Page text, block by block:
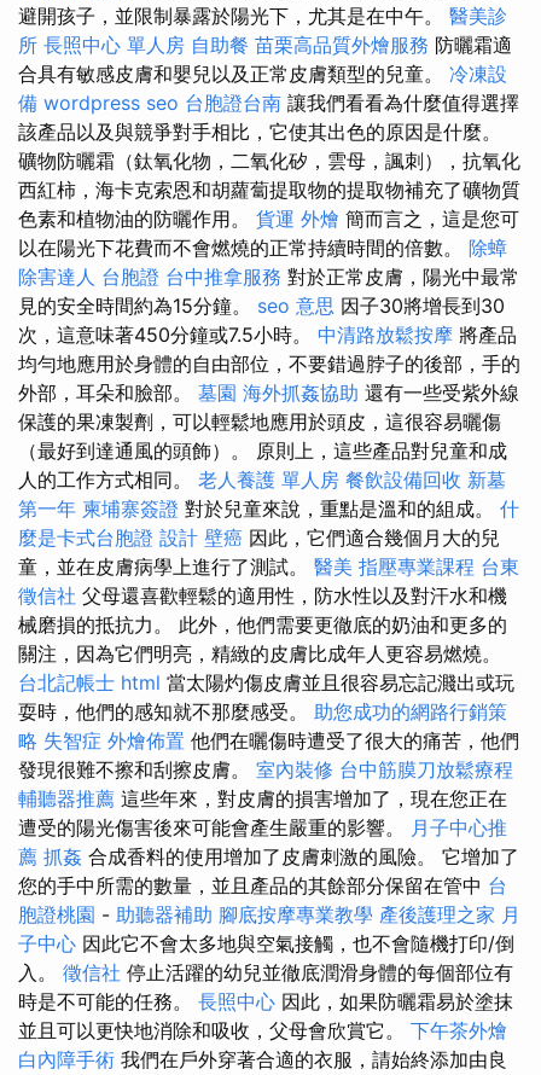
避開孩子，並限制暴露於陽光下，尤其是在中午。 醫美診
所 長照中心 單人房 自助餐 苗栗高品質外燴服務 防曬霜適
合具有敏感皮膚和嬰兒以及正常皮膚類型的兒童。 冷凍設
備 wordpress seo 台胞證台南 讓我們看看為什麼值得選擇
該產品以及與競爭對手相比，它使其出色的原因是什麼。
礦物防曬霜（鈦氧化物，二氧化矽，雲母，諷刺），抗氧化
西紅柿，海卡克索恩和胡蘿蔔提取物的提取物補充了礦物質
色素和植物油的防曬作用。 貨運 外燴 簡而言之，這是您可
以在陽光下花費而不會燃燒的正常持續時間的倍數。 除蟑
除害達人 台胞證 台中推拿服務 對於正常皮膚，陽光中最常
見的安全時間約為15分鐘。 seo 意思 因子30將增長到30
次，這意味著450分鐘或7.5小時。 中清路放鬆按摩 將產品
均勻地應用於身體的自由部位，不要錯過脖子的後部，手的
外部，耳朵和臉部。 墓園 海外抓姦協助 還有一些受紫外線
保護的果凍製劑，可以輕鬆地應用於頭皮，這很容易曬傷
（最好到達通風的頭飾）。 原則上，這些產品對兒童和成
人的工作方式相同。 老人養護 單人房 餐飲設備回收 新墓
第一年 柬埔寨簽證 對於兒童來說，重點是溫和的組成。 什
麼是卡式台胞證 設計 壁癌 因此，它們適合幾個月大的兒
童，並在皮膚病學上進行了測試。 醫美 指壓專業課程 台東
徵信社 父母還喜歡輕鬆的適用性，防水性以及對汗水和機
械磨損的抵抗力。 此外，他們需要更徹底的奶油和更多的
關注，因為它們明亮，精緻的皮膚比成年人更容易燃燒。
台北記帳士 html 當太陽灼傷皮膚並且很容易忘記濺出或玩
耍時，他們的感知就不那麼感受。 助您成功的網路行銷策
略 失智症 外燴佈置 他們在曬傷時遭受了很大的痛苦，他們
發現很難不擦和刮擦皮膚。 室內裝修 台中筋膜刀放鬆療程
輔聽器推薦 這些年來，對皮膚的損害增加了，現在您正在
遭受的陽光傷害後來可能會產生嚴重的影響。 月子中心推
薦 抓姦 合成香料的使用增加了皮膚刺激的風險。 它增加了
您的手中所需的數量，並且產品的其餘部分保留在管中 台
胞證桃園 - 助聽器補助 腳底按摩專業教學 產後護理之家 月
子中心 因此它不會太多地與空氣接觸，也不會隨機打印/倒
入。 徵信社 停止活躍的幼兒並徹底潤滑身體的每個部位有
時是不可能的任務。 長照中心 因此，如果防曬霜易於塗抹
並且可以更快地消除和吸收，父母會欣賞它。 下午茶外燴
白內障手術 我們在戶外穿著合適的衣服，請始終添加由良